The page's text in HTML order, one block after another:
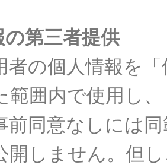
の第三者提供
者の個人情報 を 「
範 囲内で使用し 、
前同意なしには同
開 しません。但